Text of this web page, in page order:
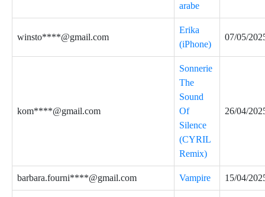
arabe
winsto****@gmail.com
Erika
(iPhone)
07/05/
kom****@gmail.com
Sonnerie
The
Sound
Of
Silence
(CYRIL
Remix)
26/04/
barbara.fourni****@gmail.com Vampire 15/04/